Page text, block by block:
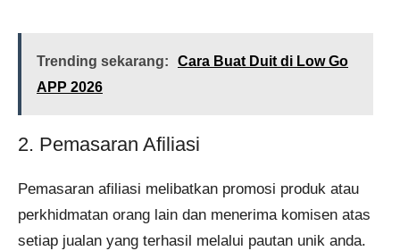
Trending sekarang:
Cara Buat Duit di Low Go
APP 2026
2. Pemasaran Afiliasi
Pemasaran afiliasi melibatkan promosi produk atau
perkhidmatan orang lain dan menerima komisen atas
setiap jualan yang terhasil melalui pautan unik anda.